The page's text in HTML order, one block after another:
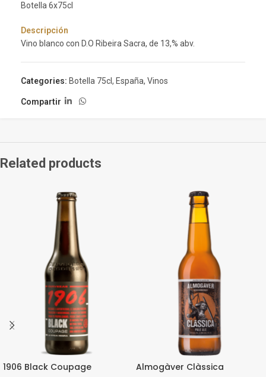
Botella 6x75cl
Descripción
Vino blanco con D.O Ribeira Sacra, de 13,% abv.
Categories: Botella 75cl, España, Vinos
Compartir
Related products
1906 Black Coupage Almogàver Clàssica